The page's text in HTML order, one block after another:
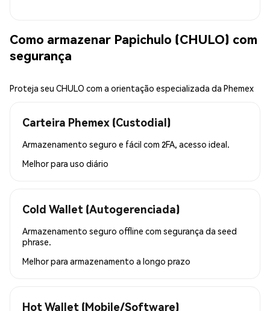
Como armazenar Papichulo (CHULO) com
segurança
Proteja seu CHULO com a orientação especializada da Phemex
Carteira Phemex (Custodial)
Armazenamento seguro e fácil com 2FA, acesso ideal.
Melhor para uso diário
Cold Wallet (Autogerenciada)
Armazenamento seguro offline com segurança da seed
phrase.
Melhor para armazenamento a longo prazo
Hot Wallet (Mobile/Software)